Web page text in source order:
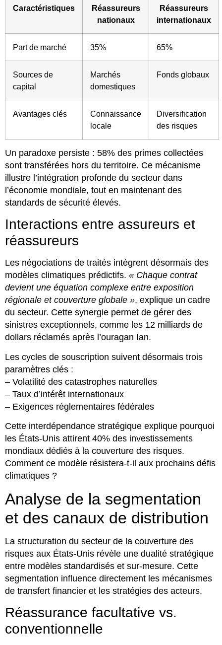
Caractéristiques
Réassureurs
nationaux
Réassureurs
internationaux
Part de marché 35% 65%
Sources de
capital
Marchés
domestiques
Fonds globaux
Avantages clés
Connaissance
locale
Diversification
des risques
Un paradoxe persiste : 58% des primes collectées
sont transférées hors du territoire. Ce mécanisme
illustre l’intégration profonde du secteur dans
l’économie mondiale, tout en maintenant des
standards de sécurité élevés.
Interactions entre assureurs et
réassureurs
Les négociations de traités intègrent désormais des
modèles climatiques prédictifs. « Chaque contrat
devient une équation complexe entre exposition
régionale et couverture globale », explique un cadre
du secteur. Cette synergie permet de gérer des
sinistres exceptionnels, comme les 12 milliards de
dollars réclamés après l’ouragan Ian.
Les cycles de souscription suivent désormais trois
paramètres clés :
– Volatilité des catastrophes naturelles
– Taux d’intérêt internationaux
– Exigences réglementaires fédérales
Cette interdépendance stratégique explique pourquoi
les États-Unis attirent 40% des investissements
mondiaux dédiés à la couverture des risques.
Comment ce modèle résistera-t-il aux prochains défis
climatiques ?
Analyse de la segmentation
et des canaux de distribution
La structuration du secteur de la couverture des
risques aux États-Unis révèle une dualité stratégique
entre modèles standardisés et sur-mesure. Cette
segmentation influence directement les mécanismes
de transfert financier et les stratégies des acteurs.
Réassurance facultative vs.
conventionnelle